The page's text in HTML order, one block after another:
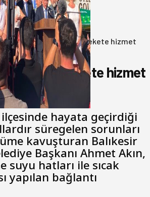
Teşkilatı kuruldu
Benim derdim memlekete hizmet
memlekete hizmet
ilçesinde hayata geçirdiği
süregelen sorunları
kavuşturan Balıkesir
Başkanı Ahmet Akın,
suyu hatları ile sıcak
yapılan bağlantı